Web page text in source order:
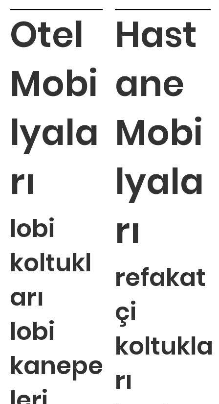
Otel
Mobi
lyala
rı
lobi
koltukl
arı
lobi
kanepe
Hast
ane
Mobi
lyala
rı
refakat
çi
koltukla
rı